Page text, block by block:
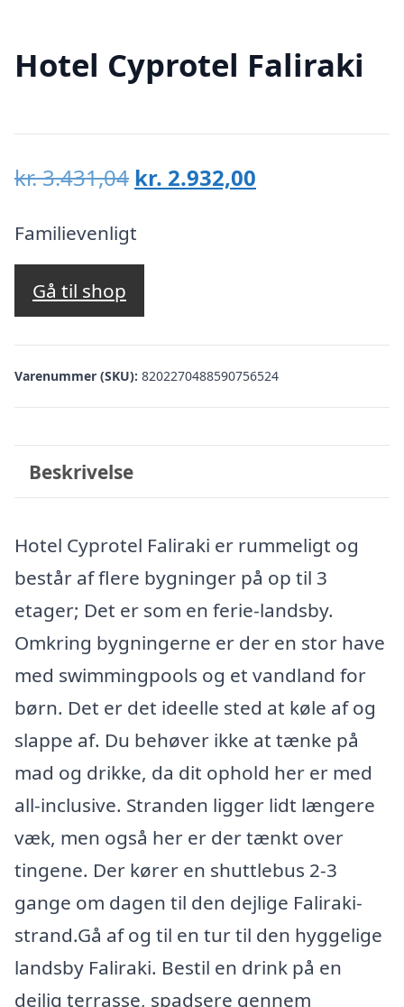
Hotel Cyprotel Faliraki
kr.3.431,04 Den
pris
var:
kr. 2.932,00
Familievenligt
Gå til shop
Varenummer (SKU): 8202270488590756524
Beskrivelse
Hotel Cyprotel Faliraki er rummeligt og
består af flere bygninger på op til 3
etager; Det er som en ferie-landsby.
Omkring bygningerne er der en stor have
med swimmingpools og et vandland for
børn. Det er det ideelle sted at køle af og
slappe af. Du behøver ikke at tænke på
mad og drikke, da dit ophold her er med
all-inclusive. Stranden ligger lidt længere
væk, men også her er der tænkt over
tingene. Der kører en shuttlebus 2-3
gange om dagen til den dejlige Faliraki-
strand.Gå af og til en tur til den hyggelige
landsby Faliraki. Bestil en drink på en
dejlig terrasse, spadsere gennem